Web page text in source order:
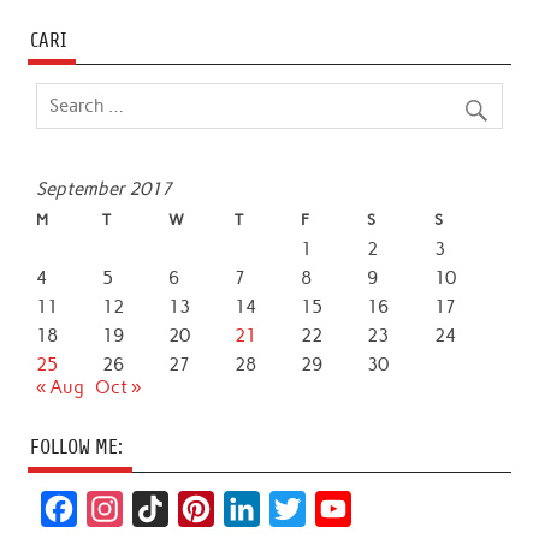
CARI
September 2017
M T W T F S S
1 2
3
4
5 6 7 8 9
10
11
12 13 14 15 16
17
18
19 20 21 22 23
24
25
26 27 28 29
30
« Aug
Oct »
FOLLOW ME: